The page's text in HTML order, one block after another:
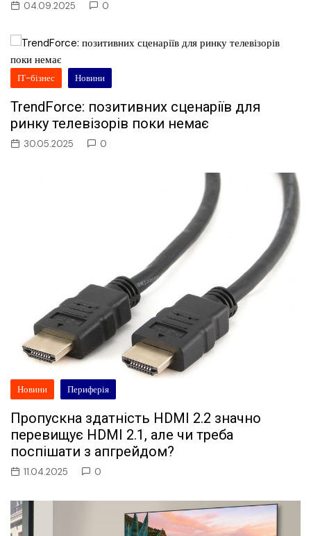
04.09.2025 0
ІТ-бізнес Новини
TrendForce: позитивних сценаріїв для
ринку телевізорів поки немає
30.05.2025 0
Новини Периферія
Пропускна здатність HDMI 2.2 значно
перевищує HDMI 2.1, але чи треба
поспішати з апгрейдом?
11.04.2025 0